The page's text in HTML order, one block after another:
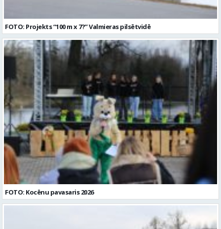
FOTO: Projekts “100 m x 7?” Valmieras pilsētvidē
FOTO: Kocēnu pavasaris 2026